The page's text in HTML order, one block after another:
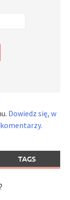
Dowiedz się, w
TAGS